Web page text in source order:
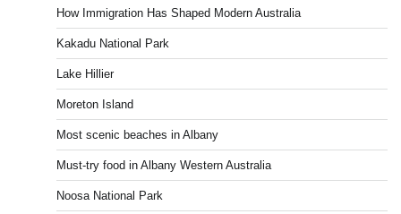
How Immigration Has Shaped Modern Australia
Kakadu National Park
Lake Hillier
Moreton Island
Most scenic beaches in Albany
Must-try food in Albany Western Australia
Noosa National Park